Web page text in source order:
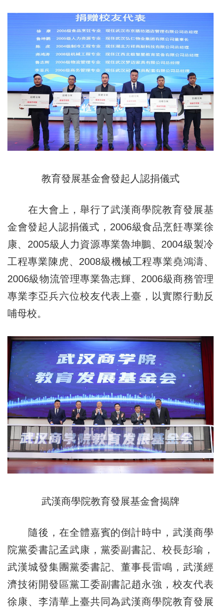
教育發展基金會發起人認捐儀式
在大會上，舉行了武漢商學院教育發展基
金會發起人認捐儀式，2006級食品烹飪專業徐
康、2005級人力資源專業魯坤鵬、2004級製冷
工程專業陳虎、2008級機械工程專業堯鴻濤、
2006級物流管理專業魯志輝、2006級商務管理
專業李亞兵六位校友代表上臺，以實際行動反
哺母校。
武漢商學院教育發展基金會揭牌
隨後，在全體嘉賓的倒計時中，武漢商學
院黨委書記孟武康，黨委副書記、校長彭瑜，
武漢城發集團黨委書記、董事長雷鳴，武漢經
濟技術開發區黨工委副書記趙永強，校友代表
徐康、李清華上臺共同為武漢商學院教育發展